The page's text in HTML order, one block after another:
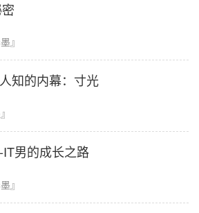
』
知的内幕：寸光
IT男的成长之路
』